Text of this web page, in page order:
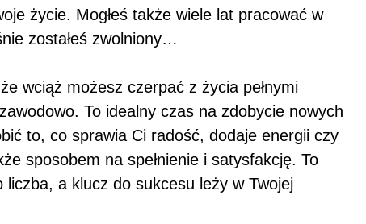
życie. Mogłeś także wiele lat pracować w
zostałeś zwolniony…
wciąż możesz czerpać z życia pełnymi
To idealny czas na zdobycie nowych
to, co sprawia Ci radość, dodaje energii czy
sposobem na spełnienie i satysfakcję. To
a klucz do sukcesu leży w Twojej